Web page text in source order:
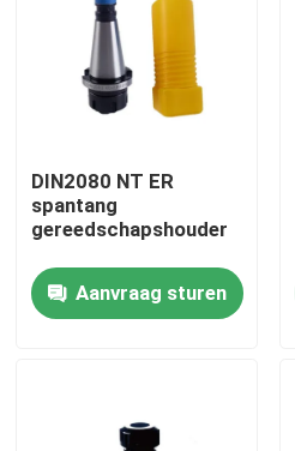
Huis
DIN2080 NT ER
spantang
gereedschapshouder
Aanvraag sturen